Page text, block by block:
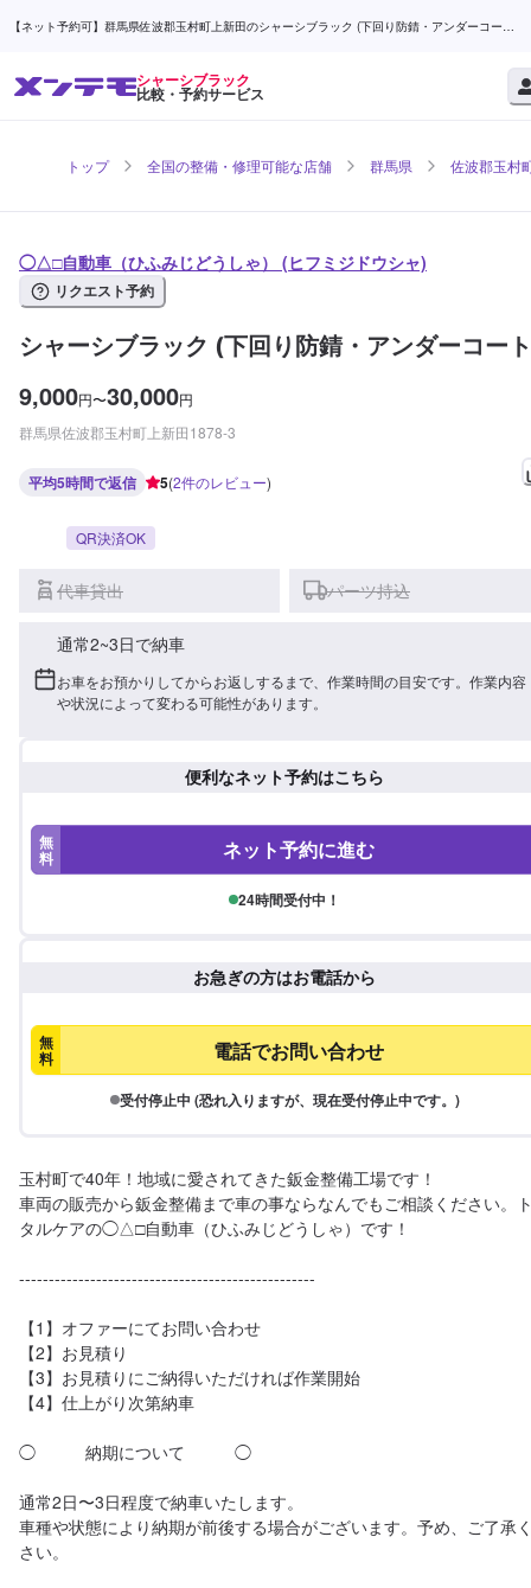
【ネット予約可】群馬県佐波郡玉村町上新田のシャーシブラック (下回り防錆・アンダーコート)
シャーシブラック
比較・予約サービス
トップ 全国の整備・修理可能な店舗 群馬県 佐波郡玉村
◯△□自動車（ひふみじどうしゃ） (ヒフミジドウシャ)
リクエスト予約
シャーシブラック (下回り防錆・アンダーコー
9,000円〜30,000円
群馬県佐波郡玉村町上新田1878-3
平均5時間で返信 5(2件のレビュー)
QR決済OK
代車貸出 パーツ持込
通常2~3日で納車
お車をお預かりしてからお返しするまで、作業時間の目安です。作業内容
や状況によって変わる可能性があります。
便利なネット予約はこちら
無
料 ネット予約に進む
24時間受付中！
お急ぎの方はお電話から
無
料 電話でお問い合わせ
受付停止中 (恐れ入りますが、現在受付停止中です。)
玉村町で40年！地域に愛されてきた鈑金整備工場です！
車両の販売から鈑金整備まで車の事ならなんでもご相談ください。
タルケアの◯△□自動車（ひふみじどうしゃ）です！
--------------------------------------------------
【1】オファーにてお問い合わせ
【2】お見積り
【3】お見積りにご納得いただければ作業開始
【4】仕上がり次第納車
◯　　　納期について　　　◯
通常2日〜3日程度で納車いたします。
車種や状態により納期が前後する場合がございます。予め、ご了承
さい。